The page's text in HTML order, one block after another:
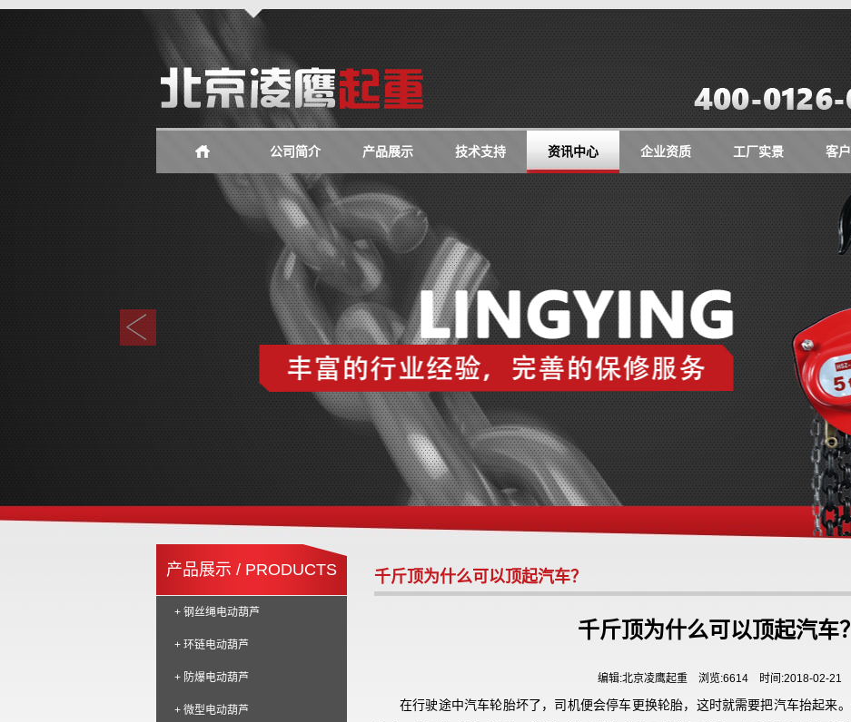
公司简介 产品展示 技术支持 资讯中心 企业资质 工厂实景 客
产品展示 / PRODUCTS
+ 钢丝绳电动葫芦
+ 环链电动葫芦
+ 防爆电动葫芦
+ 微型电动葫芦
千斤顶为什么可以顶起汽车？
千斤顶为什么可以顶起汽车？
编辑:北京凌鹰起重 浏览:6614 时间:2018-02-21
在行驶途中汽车轮胎坏了，司机便会停车更换轮胎，这时就需要把汽车抬起来